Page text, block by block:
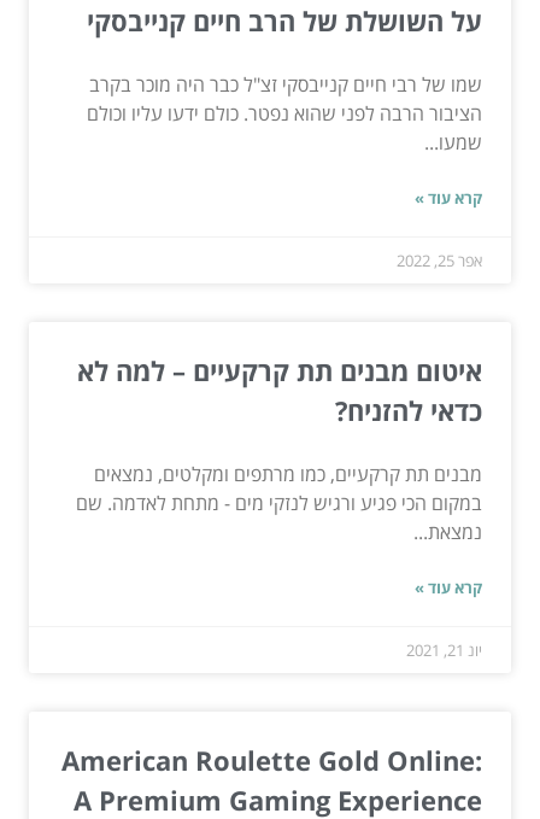
על השושלת של הרב חיים קנייבסקי
שמו של רבי חיים קנייבסקי זצ"ל כבר היה מוכר בקרב
הציבור הרבה לפני שהוא נפטר. כולם ידעו עליו וכולם
שמעו...
קרא עוד »
אפר 25, 2022
איטום מבנים תת קרקעיים – למה לא
כדאי להזניח?
מבנים תת קרקעיים, כמו מרתפים ומקלטים, נמצאים
במקום הכי פגיע ורגיש לנזקי מים - מתחת לאדמה. שם
נמצאת...
קרא עוד »
יונ 21, 2021
American Roulette Gold Online:
A Premium Gaming Experience